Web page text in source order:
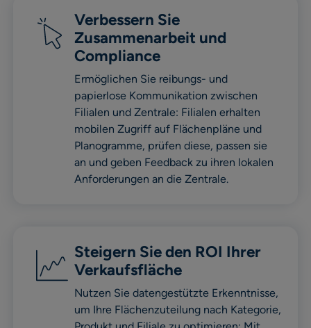
Verbessern Sie
Zusammenarbeit und
Compliance
Ermöglichen Sie reibungs- und
papierlose Kommunikation zwischen
Filialen und Zentrale: Filialen erhalten
mobilen Zugriff auf Flächenpläne und
Planogramme, prüfen diese, passen sie
an und geben Feedback zu ihren lokalen
Anforderungen an die Zentrale.
Steigern Sie den ROI Ihrer
Verkaufsfläche
Nutzen Sie datengestützte Erkenntnisse,
um Ihre Flächenzuteilung nach Kategorie,